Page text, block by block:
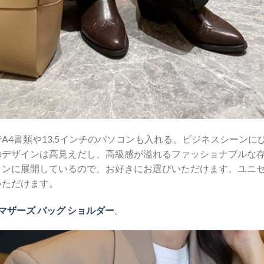
書類や13.5インチのパソコンも入れる。ビジネスシーンに
ザインは高見えだし、高級感が溢れるファッショナブルな
に展開しているので、お好きにお選びいただけます。ユニ
だけます。
ザーズ バッグ ショルダー